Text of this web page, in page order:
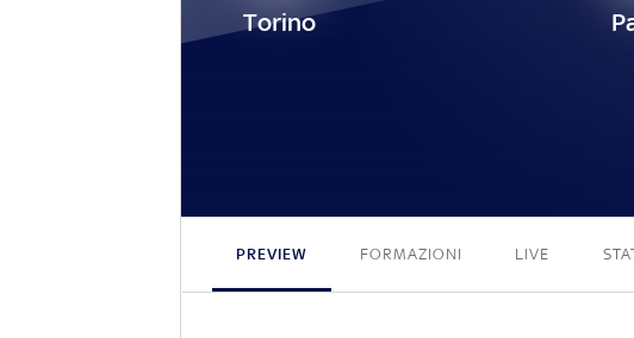
Torino
PREVIEW FORMAZIONI LIVE